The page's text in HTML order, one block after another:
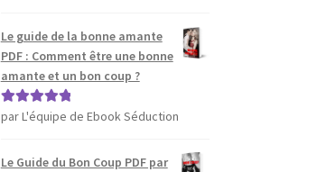
Le guide de la bonne amante
PDF : Comment être une bonne
amante et un bon coup ?
Note5sur 5
par L'équipe de Ebook Séduction
Le Guide du Bon Coup PDF par